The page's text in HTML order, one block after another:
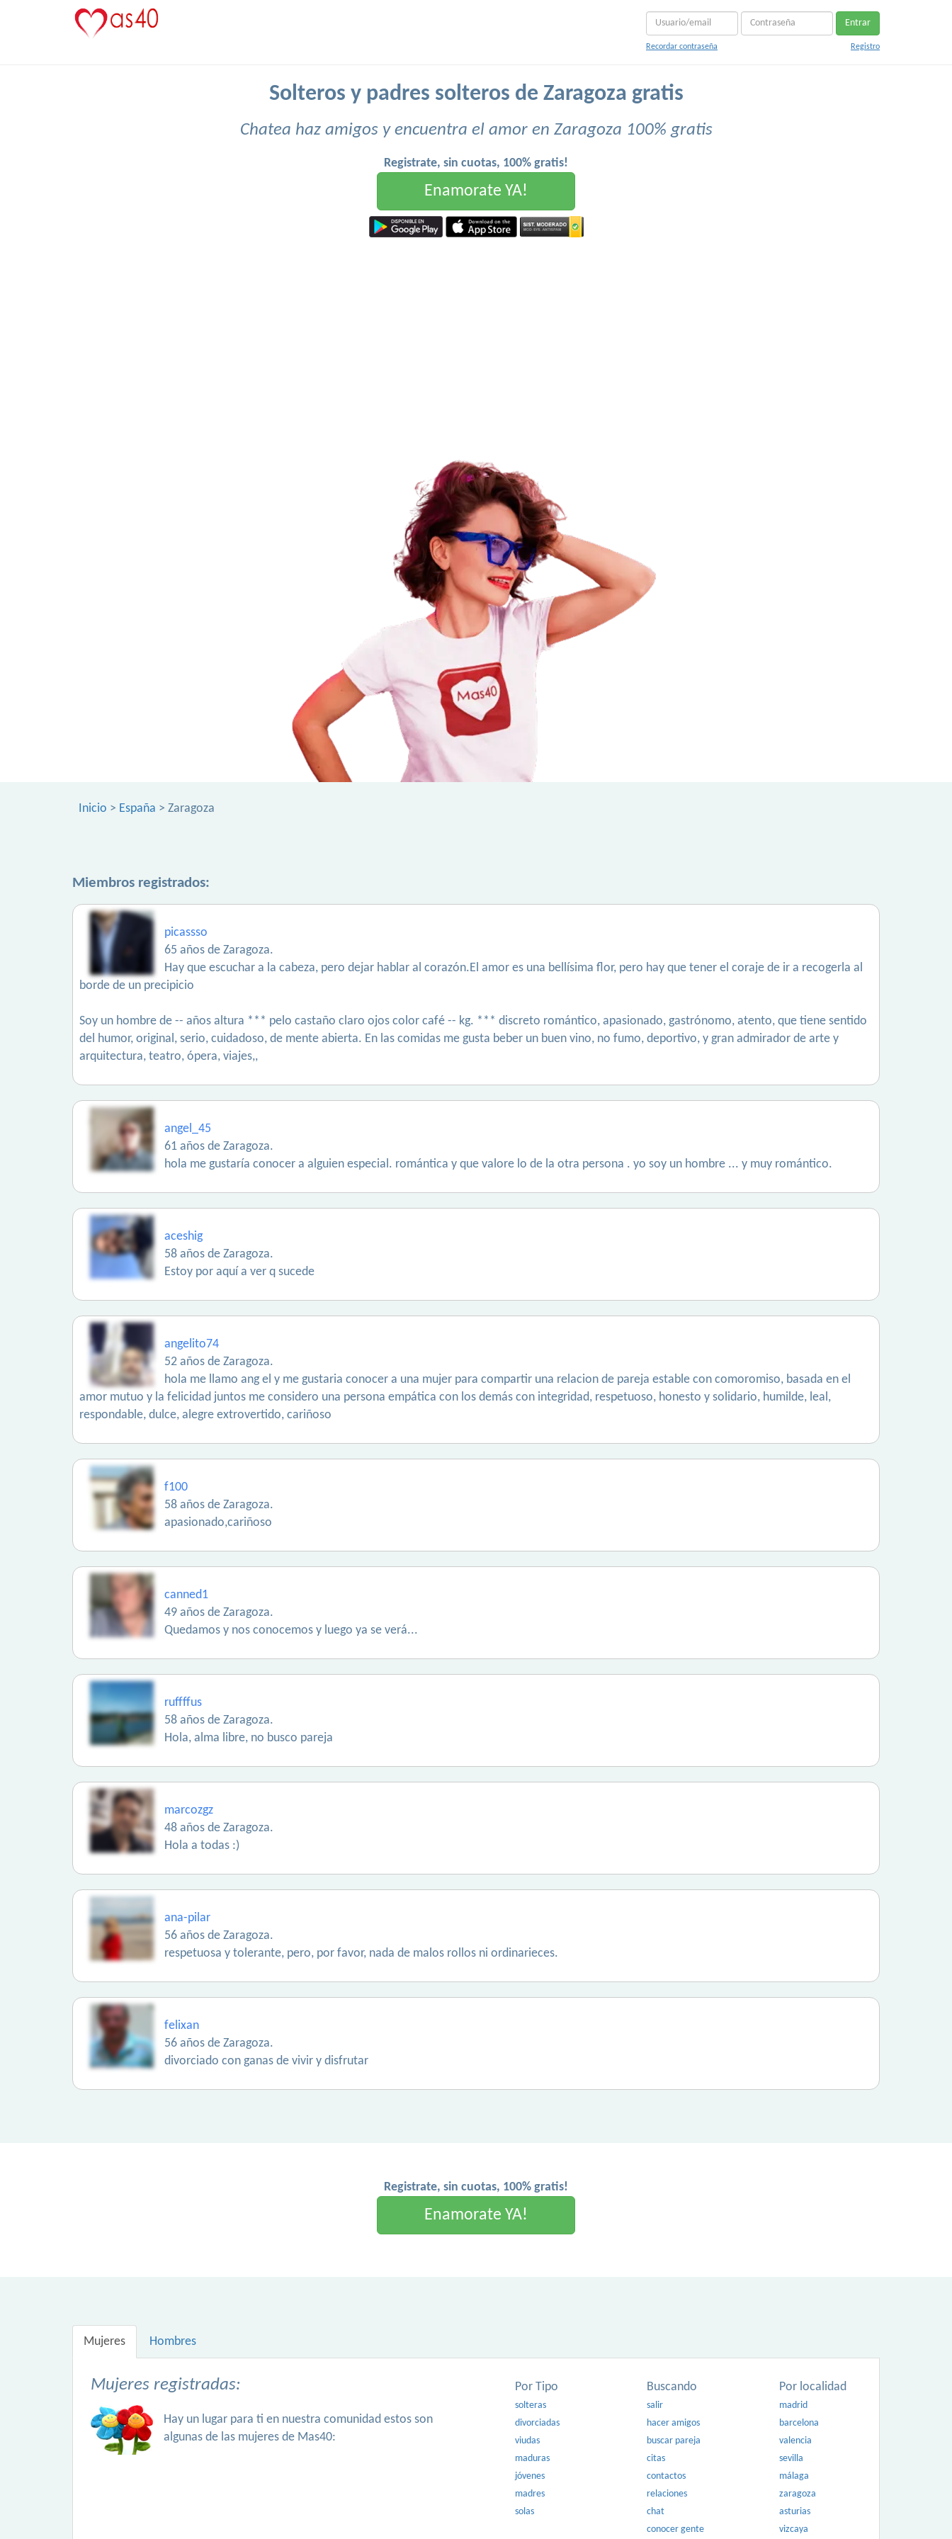
Entrar
Recordar contraseña Registro
Solteros y padres solteros de Zaragoza gratis
Chatea haz amigos y encuentra el amor en Zaragoza 100% gratis
Registrate, sin cuotas, 100% gratis!
Enamorate YA!
Inicio > España > Zaragoza
Miembros registrados:
picassso
65 años de Zaragoza.
Hay que escuchar a la cabeza, pero dejar hablar al corazón.El amor es una bellísima flor, pero hay que tener el coraje de ir a recogerla al
borde de un precipicio
Soy un hombre de -- años altura *** pelo castaño claro ojos color café -- kg. *** discreto romántico, apasionado, gastrónomo, atento, que tiene sentido
del humor, original, serio, cuidadoso, de mente abierta. En las comidas me gusta beber un buen vino, no fumo, deportivo, y gran admirador de arte y
arquitectura, teatro, ópera, viajes,,
angel_45
61 años de Zaragoza.
hola me gustaría conocer a alguien especial. romántica y que valore lo de la otra persona . yo soy un hombre ... y muy romántico.
aceshig
58 años de Zaragoza.
Estoy por aquí a ver q sucede
angelito74
52 años de Zaragoza.
hola me llamo ang el y me gustaria conocer a una mujer para compartir una relacion de pareja estable con comoromiso, basada en el
amor mutuo y la felicidad juntos me considero una persona empática con los demás con integridad, respetuoso, honesto y solidario, humilde, leal,
respondable, dulce, alegre extrovertido, cariñoso
f100
58 años de Zaragoza.
apasionado,cariñoso
canned1
49 años de Zaragoza.
Quedamos y nos conocemos y luego ya se verá...
ruffffus
58 años de Zaragoza.
Hola, alma libre, no busco pareja
marcozgz
48 años de Zaragoza.
Hola a todas :)
ana-pilar
56 años de Zaragoza.
respetuosa y tolerante, pero, por favor, nada de malos rollos ni ordinarieces.
felixan
56 años de Zaragoza.
divorciado con ganas de vivir y disfrutar
Registrate, sin cuotas, 100% gratis!
Enamorate YA!
Mujeres Hombres
Mujeres registradas:
Hay un lugar para ti en nuestra comunidad estos son
algunas de las mujeres de Mas40:
Por Tipo
solteras
divorciadas
viudas
maduras
jóvenes
madres
solas
Buscando
salir
hacer amigos
buscar pareja
citas
contactos
relaciones
chat
conocer gente
Por localidad
madrid
barcelona
valencia
sevilla
málaga
zaragoza
asturias
vizcaya